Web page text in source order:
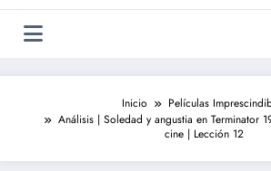
Inicio
Películas
Análisis | Soledad y angustia en Terminator
cine | Lección 12